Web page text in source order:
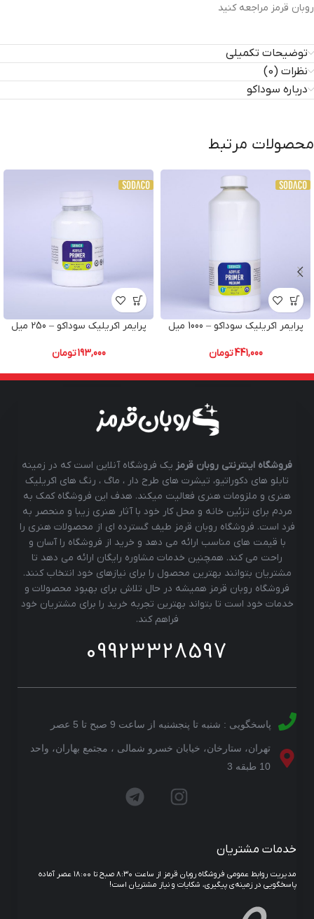
روبان قرمز مراجعه کنید
توضیحات تکمیلی
نظرات (0)
درباره سوداکو
محصولات مرتبط
پرایمر اکریلیک سوداکو – 1000 میل
441,000تومان
پرایمر اکریلیک سوداکو – 250 میل
193,000تومان
فروشگاه اینترنتی روبان قرمز یک فروشگاه آنلاین است که در زمینه
تابلو های دکوراتیو، تیشرت های طرح دار ، ماگ ، رنگ های اکریلیک
هنری و ملزومات هنری فعالیت میکند. هدف این فروشگاه کمک به
مردم برای تزئین خانه و محل کار خود با آثار هنری زیبا و منحصر به
فرد است. فروشگاه روبان قرمز طیف گسترده ای از محصولات هنری را
با قیمت های مناسب ارائه می دهد و خرید از فروشگاه را آسان و
راحت می کند. همچنین خدمات مشاوره رایگان ارائه می دهد تا
مشتریان بتوانند بهترین محصول را برای نیازهای خود انتخاب کنند.
فروشگاه روبان قرمز همیشه در حال تلاش برای بهبود محصولات و
خدمات خود است تا بتواند بهترین تجربه خرید را برای مشتریان خود
فراهم کند.
09923328597
پاسخگویی : شنبه تا پنجشنبه از ساعت 9 صبح تا 5 عصر
تهران، ستارخان، خیابان خسرو شمالی ، مجتمع بهاران، واحد
10 طبقه 3
خدمات مشتریان
مدیریت روابط عمومی فروشگاه روبان قرمز از ساعت ۸:۳۰ صبح تا ۱۸:۰۰ عصر آماده
پاسخگویی در زمینه‌ی پیگیری، شکایات و نیاز مشتریان است!